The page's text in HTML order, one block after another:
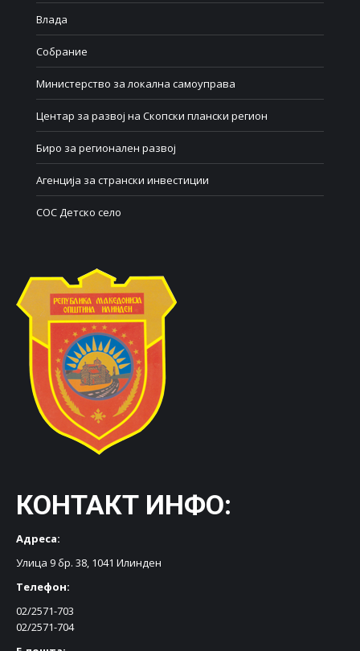
Влада
Собрание
Министерство за локална самоуправа
Центар за развој на Скопски плански регион
Биро за регионален развој
Агенција за странски инвестиции
СОС Детско село
КОНТАКТ ИНФО:
Адреса:
Улица 9 бр. 38, 1041 Илинден
Телефон:
02/2571-703
02/2571-704